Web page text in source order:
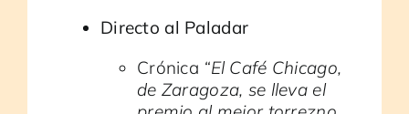
Directo al Paladar
Crónica “El Café Chicago,
de Zaragoza, se lleva el